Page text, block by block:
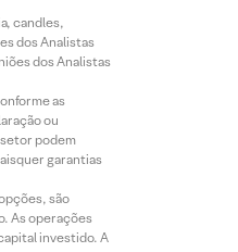
candles,
dos Analistas
dos Analistas
as
ou
podem
garantias
são
As operações
investido. A